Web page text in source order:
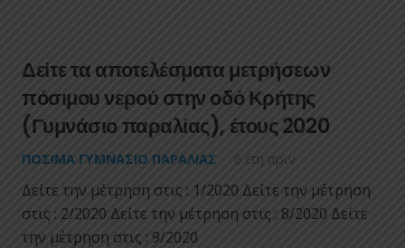
Δείτε τα αποτελέσματα μετρήσεων
πόσιμου νερού στην οδό Κρήτης
(Γυμνάσιο παραλίας), έτους 2020
ΠΌΣΙΜΑ ΓΥΜΝΆΣΙΟ ΠΑΡΑΛΊΑΣ 6 έτη πριν
Δείτε την μέτρηση στις : 1/2020 Δείτε την μέτρηση
στις : 2/2020 Δείτε την μέτρηση στις : 8/2020 Δείτε
την μέτρηση στις : 9/2020